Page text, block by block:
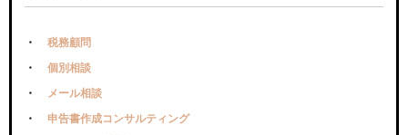
税務顧問
個別相談
メール相談
申告書作成コンサルティング